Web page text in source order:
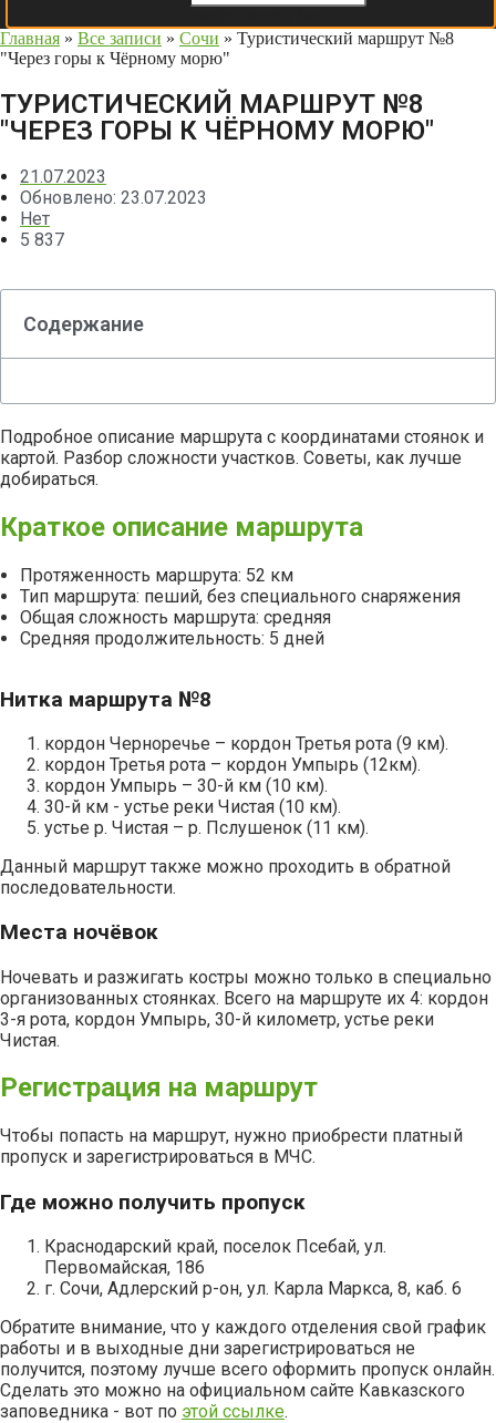
Главная » Все записи » Сочи » Туристический маршрут №8
"Через горы к Чёрному морю"
ТУРИСТИЧЕСКИЙ МАРШРУТ №8
"ЧЕРЕЗ ГОРЫ К ЧЁРНОМУ МОРЮ"
21.07.2023
Обновлено: 23.07.2023
Нет
5 837
Содержание
Подробное описание маршрута с координатами стоянок и
картой. Разбор сложности участков. Советы, как лучше
добираться.
Краткое описание маршрута
Протяженность маршрута: 52 км
Тип маршрута: пеший, без специального снаряжения
Общая сложность маршрута: средняя
Средняя продолжительность: 5 дней
Нитка маршрута №8
кордон Черноречье – кордон Третья рота (9 км).
кордон Третья рота – кордон Умпырь (12км).
кордон Умпырь – 30-й км (10 км).
30-й км - устье реки Чистая (10 км).
устье р. Чистая – р. Пслушенок (11 км).
Данный маршрут также можно проходить в обратной
последовательности.
Места ночёвок
Ночевать и разжигать костры можно только в специально
организованных стоянках. Всего на маршруте их 4: кордон
3-я рота, кордон Умпырь, 30-й километр, устье реки
Чистая.
Регистрация на маршрут
Чтобы попасть на маршрут, нужно приобрести платный
пропуск и зарегистрироваться в МЧС.
Где можно получить пропуск
Краснодарский край, поселок Псебай, ул.
Первомайская, 186
г. Сочи, Адлерский р-он, ул. Карла Маркса, 8, каб. 6
Обратите внимание, что у каждого отделения свой график
работы и в выходные дни зарегистрироваться не
получится, поэтому лучше всего оформить пропуск онлайн.
Сделать это можно на официальном сайте Кавказского
заповедника - вот по этой ссылке.